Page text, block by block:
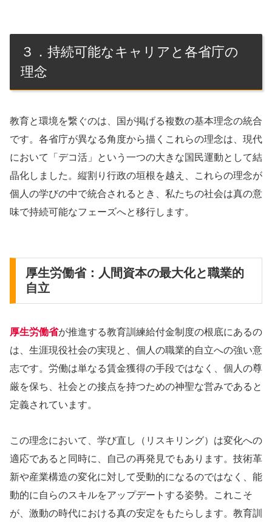
３．持続可能なキャリアと各省庁の
理念
教育と環境を繋ぐのは、国が掲げる複数の基本理念の統合
です。各省庁が異なる角度から描くこれらの理念は、現代
において「デコ活」という一つの大きな国民運動として結
晶化しました。縦割り行政の垣根を越え、これらの理念が
個人の学びの中で統合されるとき、私たちの社会は真の意
味で持続可能なフェーズへと移行します。
厚生労働省：人間資本の最大化と職業的
自立
厚生労働省が推進する教育訓練給付金制度の根底にあるの
は、生涯現役社会の実現と、個人の職業的自立への強い意
志です。労働は単なる賃金獲得の手段ではなく、個人の尊
厳を保ち、社会との接点を持つための神聖な営みであると
定義されています。
この理念において、学び直し（リスキリング）は変化への
適応であると同時に、自己の再発見でもあります。技術革
新や産業構造の変化に対して受動的になるのではなく、能
動的に自らのスキルをアップデートする姿勢。これこそ
が、激動の時代における真の安定をもたらします。教育訓